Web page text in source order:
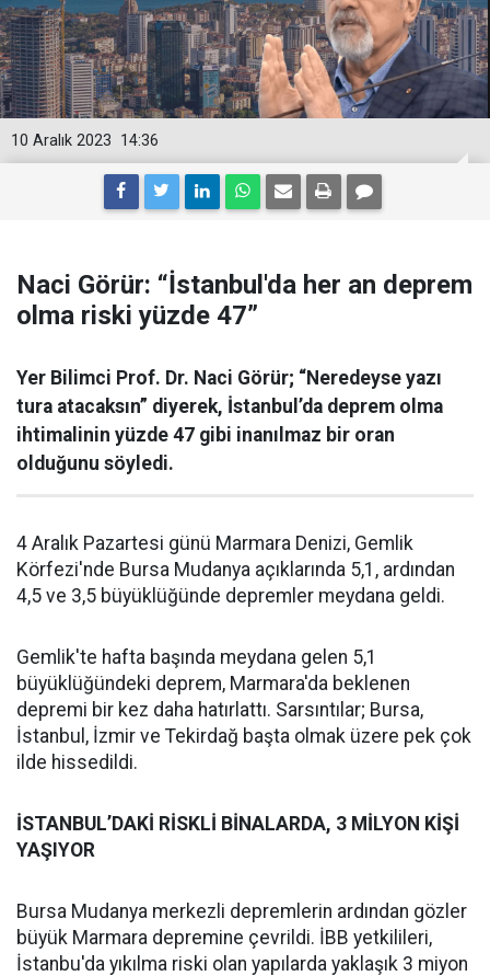
14:36
10 Aralık 2023
Naci Görür: “İstanbul'da her an deprem
olma riski yüzde 47”
Yer Bilimci Prof. Dr. Naci Görür; “Neredeyse yazı
tura atacaksın” diyerek, İstanbul’da deprem olma
ihtimalinin yüzde 47 gibi inanılmaz bir oran
olduğunu söyledi.
4 Aralık Pazartesi günü Marmara Denizi, Gemlik
Körfezi'nde Bursa Mudanya açıklarında 5,1, ardından
4,5 ve 3,5 büyüklüğünde depremler meydana geldi.
Gemlik'te hafta başında meydana gelen 5,1
büyüklüğündeki deprem, Marmara'da beklenen
depremi bir kez daha hatırlattı. Sarsıntılar; Bursa,
İstanbul, İzmir ve Tekirdağ başta olmak üzere pek çok
ilde hissedildi.
İSTANBUL’DAKİ RİSKLİ BİNALARDA, 3 MİLYON KİŞİ
YAŞIYOR
Bursa Mudanya merkezli depremlerin ardından gözler
büyük Marmara depremine çevrildi. İBB yetkilileri,
İstanbu'da yıkılma riski olan yapılarda yaklaşık 3 miyon